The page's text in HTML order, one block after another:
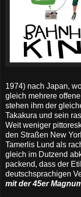
1974) nach Japan,
gleich mehrere
stehen ihm der
Takakura und sein
Weit weniger
den Straßen New
Tamerlis Lund als
gleich im Dutzend
packend, dass der
deutschsprachigen
mit der 45er